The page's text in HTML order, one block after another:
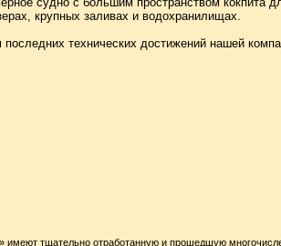
крупных заливах и водохранилищах.
технических достижений нашей
имеют тщательно отработанную и прошедшую